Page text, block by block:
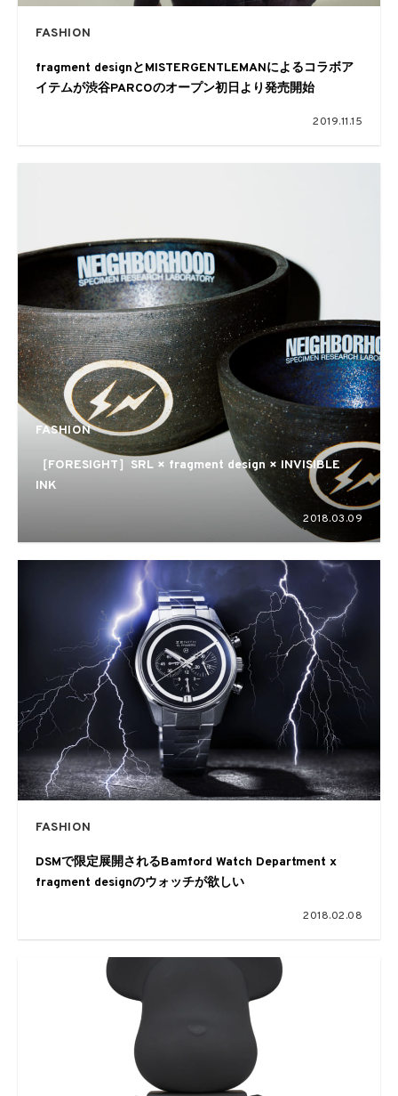
FASHION
fragment designとMISTERGENTLEMANによるコラボア
イテムが渋谷PARCOのオープン初日より発売開始
2019.11.15
FASHION
［FORESIGHT］SRL × fragment design × INVISIBLE
INK
2018.03.09
FASHION
DSMで限定展開されるBamford Watch Department x
fragment designのウォッチが欲しい
2018.02.08